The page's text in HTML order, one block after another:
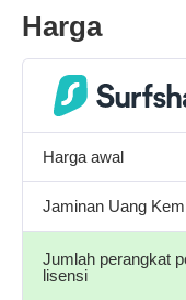
Harga
Harga awal
Jaminan Uang
Jumlah perangkat
lisensi